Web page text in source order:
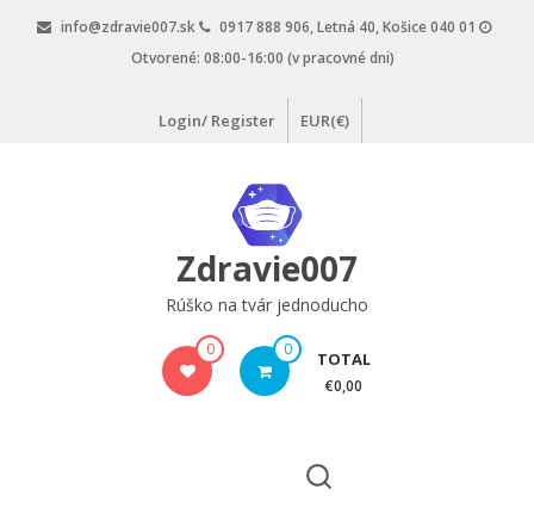
info@zdravie007.sk
0917 888 906, Letná 40, Košice 040 01
Otvorené: 08:00-16:00 (v pracovné dni)
Login/ Register EUR(€)
Zdravie007
Rúško na tvár jednoducho
0 0 TOTAL
€0,00